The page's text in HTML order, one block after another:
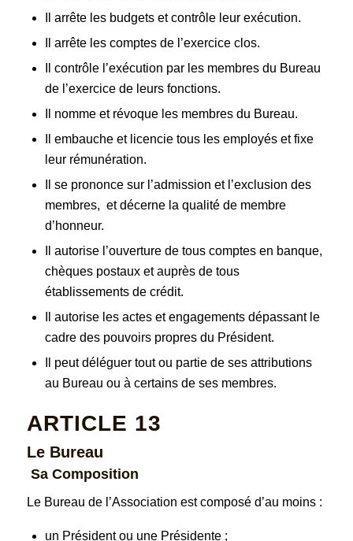
Il arrête les budgets et contrôle leur exécution.
Il arrête les comptes de l’exercice clos.
Il contrôle l’exécution par les membres du Bureau
de l’exercice de leurs fonctions.
Il nomme et révoque les membres du Bureau.
Il embauche et licencie tous les employés et fixe
leur rémunération.
Il se prononce sur l’admission et l’exclusion des
membres, et décerne la qualité de membre
d’honneur.
Il autorise l’ouverture de tous comptes en banque,
chèques postaux et auprès de tous
établissements de crédit.
Il autorise les actes et engagements dépassant le
cadre des pouvoirs propres du Président.
Il peut déléguer tout ou partie de ses attributions
au Bureau ou à certains de ses membres.
ARTICLE 13
Le Bureau
Sa Composition
Le Bureau de l’Association est composé d’au moins :
un Président ou une Présidente ;